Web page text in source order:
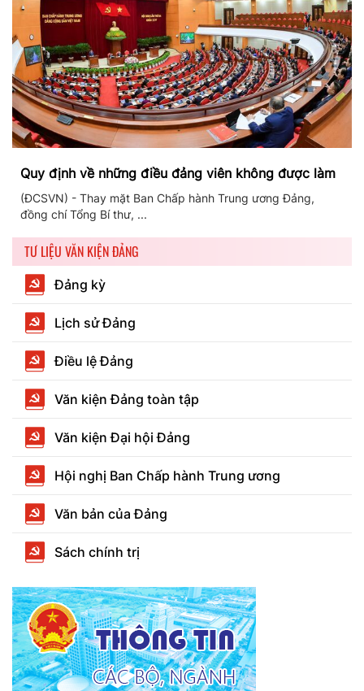
Quy định về những điều đảng viên không được làm
(ĐCSVN) - Thay mặt Ban Chấp hành Trung ương Đảng,
đồng chí Tổng Bí thư, ...
TƯ LIỆU VĂN KIỆN ĐẢNG
Đảng kỳ
Lịch sử Đảng
Điều lệ Đảng
Văn kiện Đảng toàn tập
Văn kiện Đại hội Đảng
Hội nghị Ban Chấp hành Trung ương
Văn bản của Đảng
Sách chính trị